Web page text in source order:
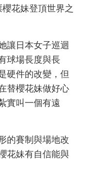
花妹登頂世界之
讓日本女子巡迴
球場長度與長
硬件的改變，但
替櫻花妹做好心
實叫一個有遠
的賽制與場地改
花妹有自信能與